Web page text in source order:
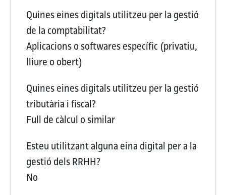
Quines eines digitals utilitzeu per la gestió
de la comptabilitat?
Aplicacions o softwares específic (privatiu,
lliure o obert)
Quines eines digitals utilitzeu per la gestió
tributària i fiscal?
Full de càlcul o similar
Esteu utilitzant alguna eina digital per a la
gestió dels RRHH?
No